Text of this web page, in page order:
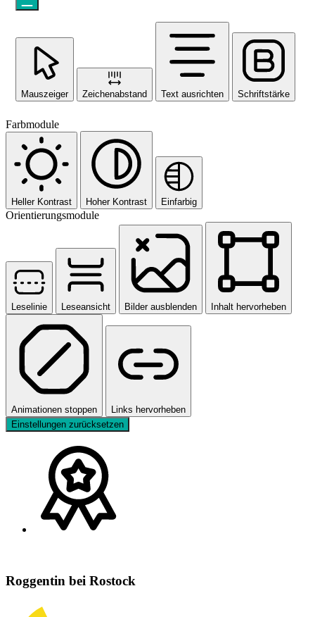
Mauszeiger Zeichenabstand Text ausrichten Schriftstärke
Farbmodule
Heller Kontrast Hoher Kontrast Einfarbig
Orientierungsmodule
Leselinie Leseansicht Bilder ausblenden Inhalt hervorheben
Animationen stoppen
Links hervorheben
Einstellungen zurücksetzen
Roggentin bei Rostock